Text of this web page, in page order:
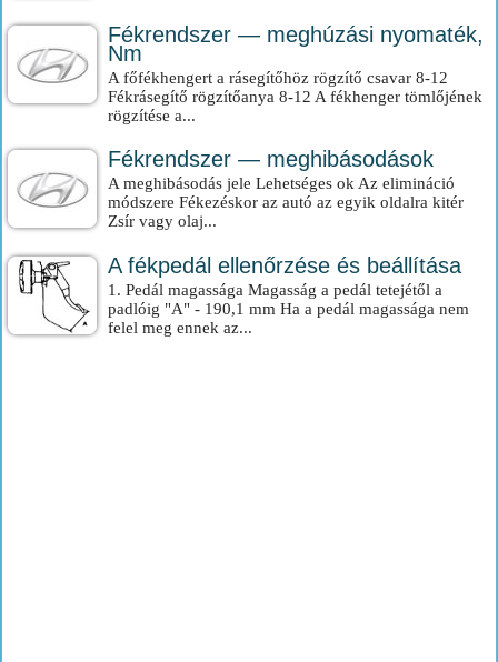
Fékrendszer — meghúzási nyomaték,
Nm
A főfékhengert a rásegítőhöz rögzítő csavar 8-12
Fékrásegítő rögzítőanya 8-12 A fékhenger tömlőjének
rögzítése a...
Fékrendszer — meghibásodások
A meghibásodás jele Lehetséges ok Az elimináció
módszere Fékezéskor az autó az egyik oldalra kitér
Zsír vagy olaj...
A fékpedál ellenőrzése és beállítása
1. Pedál magassága Magasság a pedál tetejétől a
padlóig "A" - 190,1 mm Ha a pedál magassága nem
felel meg ennek az...